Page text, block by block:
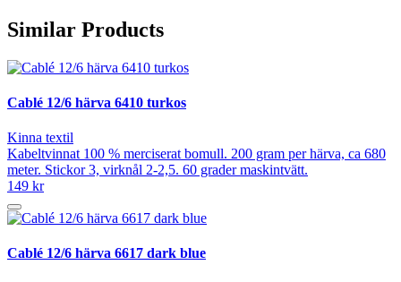
Similar Products
Cablé 12/6 härva 6410 turkos
Kinna textil
Kabeltvinnat 100 % merciserat bomull. 200 gram per härva, ca 680
meter. Stickor 3, virknål 2-2,5. 60 grader maskintvätt.
149 kr
Cablé 12/6 härva 6617 dark blue